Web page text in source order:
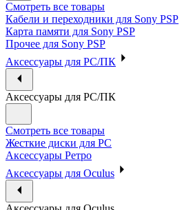
Смотреть все товары
Кабели и переходники для Sony PSP
Карта памяти для Sony PSP
Прочее для Sony PSP
Аксессуары для PC/ПК
Аксессуары для PC/ПК
Смотреть все товары
Жесткие диски для PC
Аксессуары Ретро
Аксессуары для Oculus